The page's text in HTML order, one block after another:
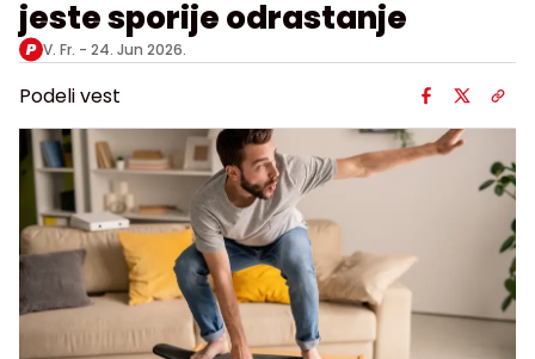
jeste sporije odrastanje
V. Fr. - 24. Jun 2026.
Podeli vest